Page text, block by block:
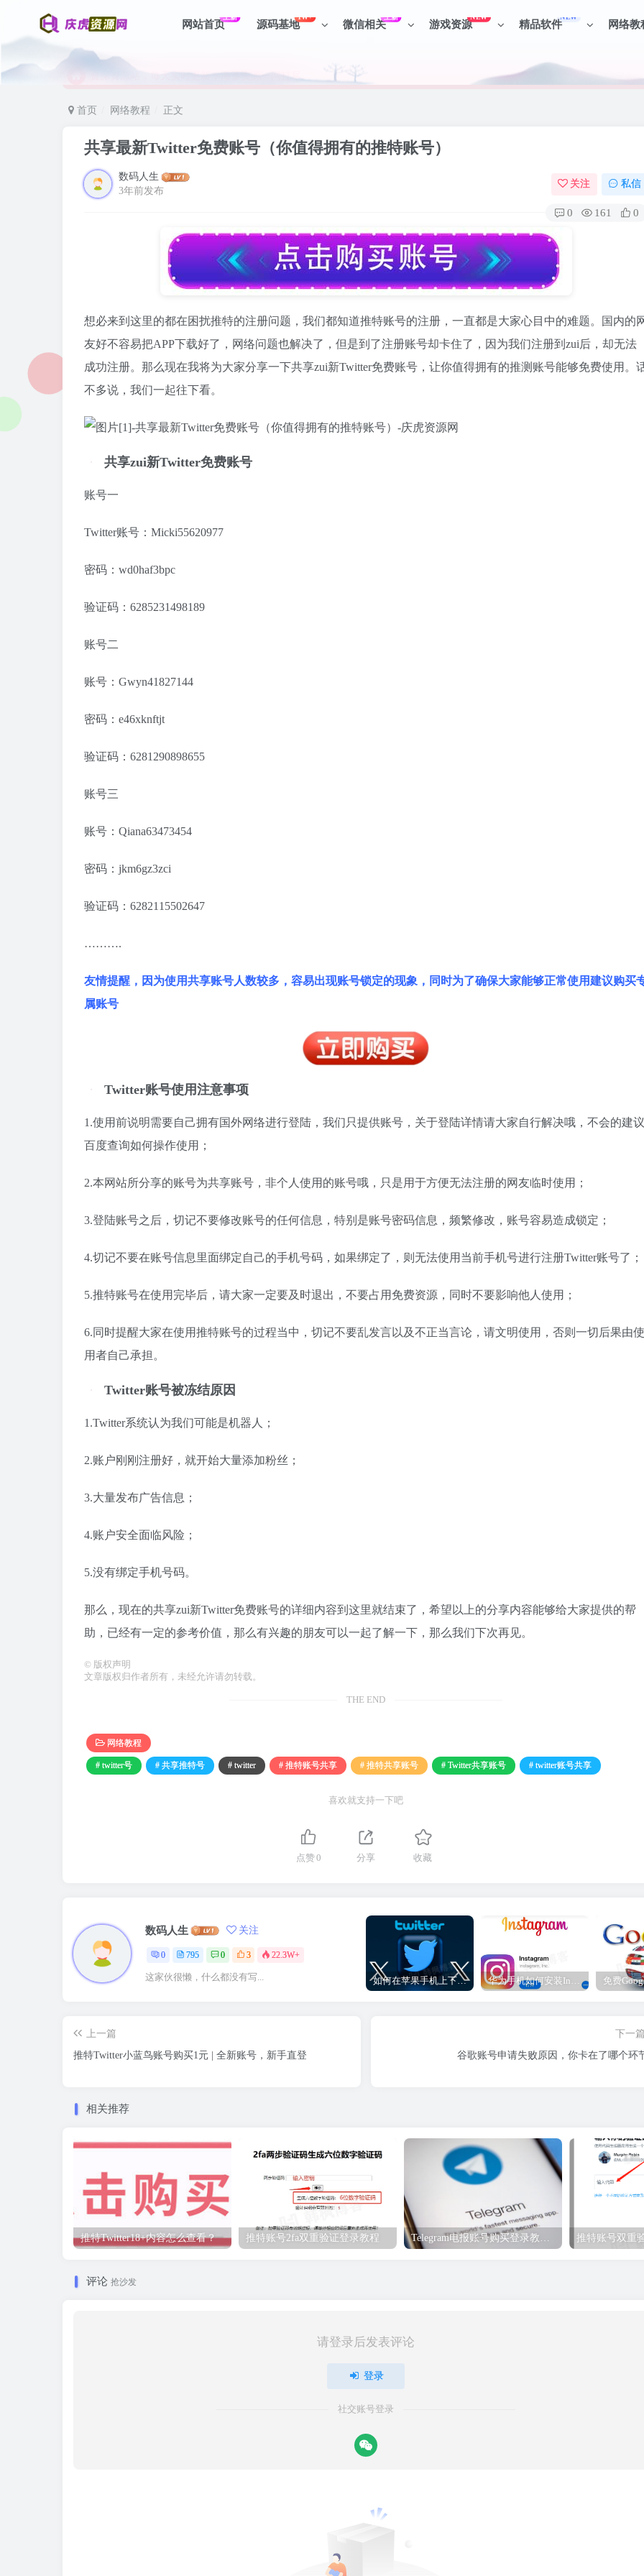
网站首页
上新
源码基地
1W+
微信相关
上新
游戏资源
NEW
精品软件
NEW
网络教
资深资源站，每天实时更新，海量资源一网打尽。
【启明网】找项目 + 低成本创业 + 减少信息差 + 见识各种项目 + 提升网创认知。
资深资源站，每天实时更新，海量资源一网打尽。
首页
网络教程 正文
共享最新Twitter免费账号（你值得拥有的推特账号）
数码人生
3年前发布
关注 私信
0 161 0
想必来到这里的都在困扰推特的注册问题，我们都知道推特账号的注册，一直都是大家心目中的难题。国内的
友好不容易把APP下载好了，网络问题也解决了，但是到了注册账号却卡住了，因为我们注册到zui后，却无法
成功注册。那么现在我将为大家分享一下共享zui新Twitter免费账号，让你值得拥有的推测账号能够免费使用。
不多说，我们一起往下看。
共享zui新Twitter免费账号
账号一
Twitter账号：Micki55620977
密码：wd0haf3bpc
验证码：6285231498189
账号二
账号：Gwyn41827144
密码：e46xknftjt
验证码：6281290898655
账号三
账号：Qiana63473454
密码：jkm6gz3zci
验证码：6282115502647
……….
友情提醒，因为使用共享账号人数较多，容易出现账号锁定的现象，同时为了确保大家能够正常使用建议购买
属账号
Twitter账号使用注意事项
1.使用前说明需要自己拥有国外网络进行登陆，我们只提供账号，关于登陆详情请大家自行解决哦，不会的建议
百度查询如何操作使用；
2.本网站所分享的账号为共享账号，非个人使用的账号哦，只是用于方便无法注册的网友临时使用；
3.登陆账号之后，切记不要修改账号的任何信息，特别是账号密码信息，频繁修改，账号容易造成锁定；
4.切记不要在账号信息里面绑定自己的手机号码，如果绑定了，则无法使用当前手机号进行注册Twitter账号了；
5.推特账号在使用完毕后，请大家一定要及时退出，不要占用免费资源，同时不要影响他人使用；
6.同时提醒大家在使用推特账号的过程当中，切记不要乱发言以及不正当言论，请文明使用，否则一切后果由使
用者自己承担。
Twitter账号被冻结原因
1.Twitter系统认为我们可能是机器人；
2.账户刚刚注册好，就开始大量添加粉丝；
3.大量发布广告信息；
4.账户安全面临风险；
5.没有绑定手机号码。
那么，现在的共享zui新Twitter免费账号的详细内容到这里就结束了，希望以上的分享内容能够给大家提供的帮
助，已经有一定的参考价值，那么有兴趣的朋友可以一起了解一下，那么我们下次再见。
© 版权声明
文章版权归作者所有，未经允许请勿转载。
THE END
网络教程
# twitter号 # 共享推特号 # twitter # 推特账号共享 # 推特共享账号 # Twitter共享账号 # twitter账号共享
喜欢就支持一下吧
点赞0 分享 收藏
数码人生 关注
0 795 0 3 22.3W+
这家伙很懒，什么都没有写... 如何在苹果手机上下载和使用推特？(详细推特账号申请方法) 华为手机如何安装Instagram？（一篇全面指南）
上一篇
推特Twitter小蓝鸟账号购买1元 | 全新账号，新手直登
下一
谷歌账号申请失败原因，你卡在了哪个环
相关推荐
推特Twitter18+内容怎么查看？ 推特账号2fa双重验证登录教程 Telegram电报账号购买登录教程（必看） 推特账号双重
评论 抢沙发
请登录后发表评论
登录
社交账号登录